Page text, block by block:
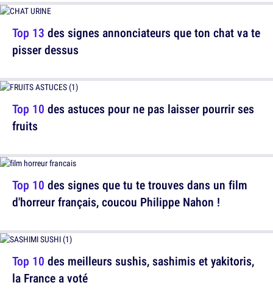
Top 10 des astuces pour ne pas laisser pourrir ses
fruits
Top 10 des meilleurs sushis, sashimis et yakitoris,
la France a voté
Top 13 des signes annonciateurs que ton chat va te
pisser dessus
Top 10 des signes que tu te trouves dans un film
d'horreur français, coucou Philippe Nahon !